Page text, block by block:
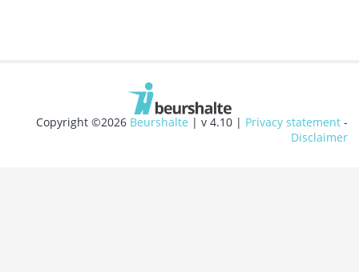
Copyright ©2026 Beurshalte | v 4.10 | Privacy statement -
Disclaimer